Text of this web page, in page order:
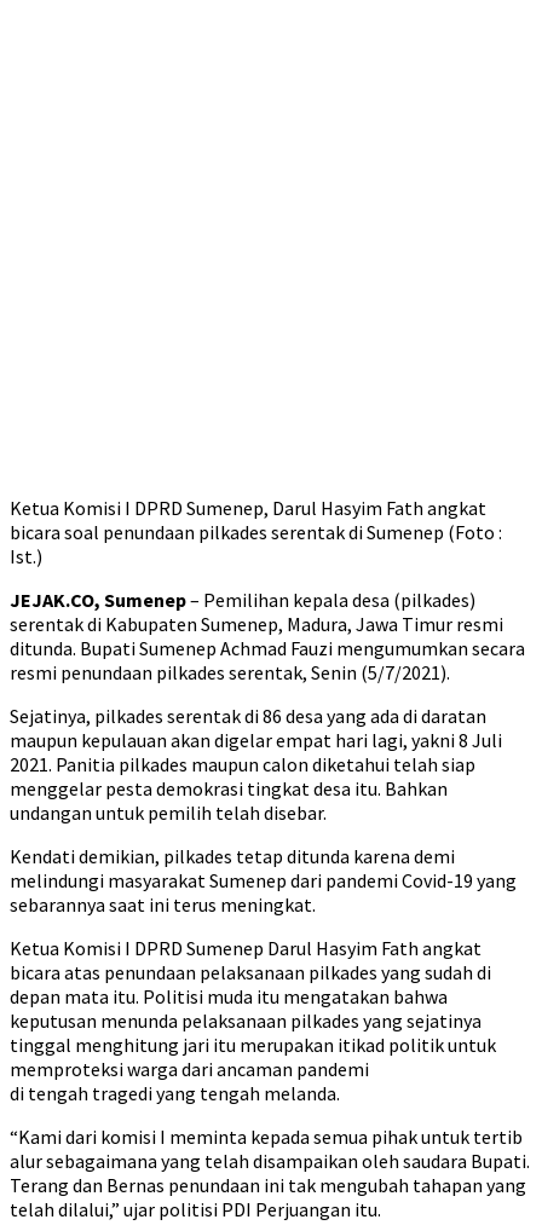
Ketua Komisi I DPRD Sumenep, Darul Hasyim Fath angkat
bicara soal penundaan pilkades serentak di Sumenep (Foto :
Ist.)
JEJAK.CO, Sumenep– Pemilihan kepala desa (pilkades)
serentak di Kabupaten Sumenep, Madura, Jawa Timur resmi
ditunda. Bupati Sumenep Achmad Fauzi mengumumkan secara
resmi penundaan pilkades serentak, Senin (5/7/2021).
Sejatinya, pilkades serentak di 86 desa yang ada di daratan
maupun kepulauan akan digelar empat hari lagi, yakni 8 Juli
2021. Panitia pilkades maupun calon diketahui telah siap
menggelar pesta demokrasi tingkat desa itu. Bahkan
undangan untuk pemilih telah disebar.
Kendati demikian, pilkades tetap ditunda karena demi
melindungi masyarakat Sumenep dari pandemi Covid-19 yang
sebarannya saat ini terus meningkat.
Ketua Komisi I DPRD Sumenep Darul Hasyim Fath angkat
bicara atas penundaan pelaksanaan pilkades yang sudah di
depan mata itu. Politisi muda itu mengatakan bahwa
keputusan menunda pelaksanaan pilkades yang sejatinya
tinggal menghitung jari itu merupakan itikad politik untuk
memproteksi warga dari ancaman pandemi
di tengah tragedi yang tengah melanda.
“Kami dari komisi I meminta kepada semua pihak untuk tertib
alur sebagaimana yang telah disampaikan oleh saudara Bupati.
Terang dan Bernas penundaan ini tak mengubah tahapan yang
telah dilalui,” ujar politisi PDI Perjuangan itu.